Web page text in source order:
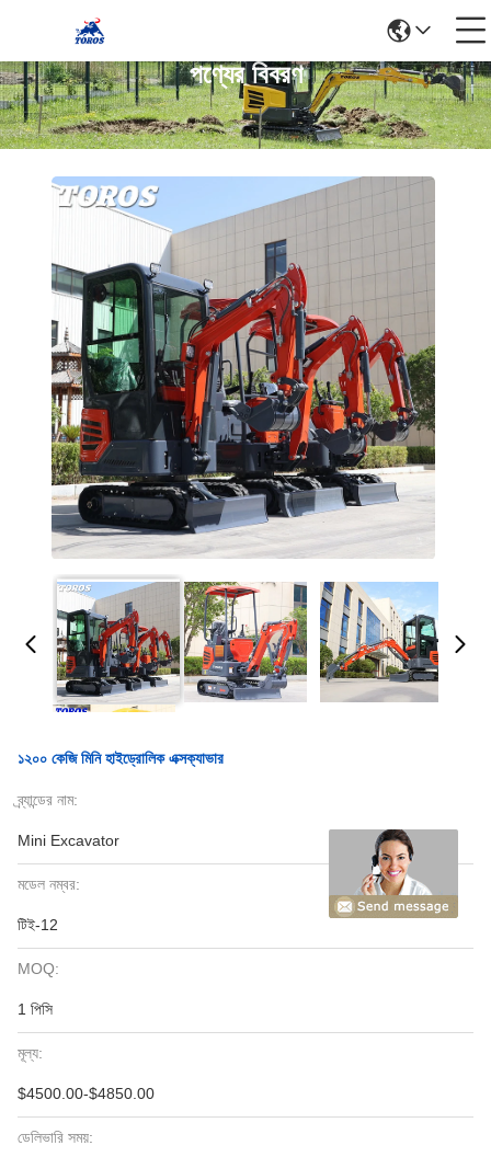
পণ্যের বিবরণ
১২০০ কেজি মিনি হাইড্রোলিক এক্সক্যাভার
ব্র্যান্ডের নাম:
Mini Excavator
মডেল নম্বর:
টিই-12
MOQ:
1 পিসি
মূল্য:
$4500.00-$4850.00
ডেলিভারি সময়: